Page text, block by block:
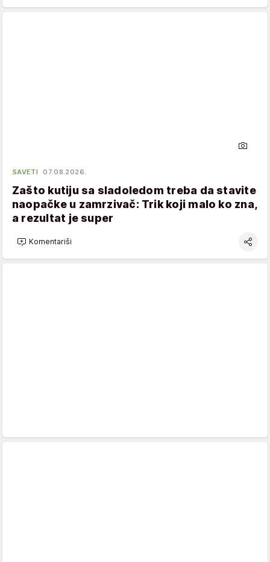
SAVETI 07.08.2026.
Zašto kutiju sa sladoledom treba da stavite
naopačke u zamrzivač: Trik koji malo ko zna,
a rezultat je super
Komentariši